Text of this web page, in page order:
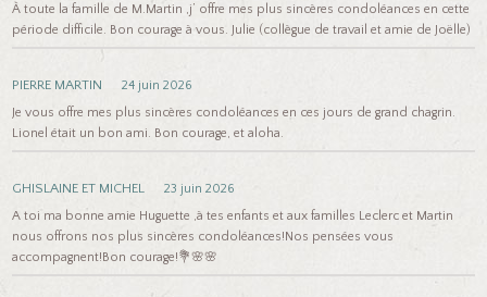
À toute la famille de M.Martin ,j’ offre mes plus sincères condoléances en cette
période difficile. Bon courage à vous. Julie (collègue de travail et amie de Joëlle)
PIERRE MARTIN
24 juin 2026
Je vous offre mes plus sincères condoléances en ces jours de grand chagrin.
Lionel était un bon ami. Bon courage, et aloha.
GHISLAINE ET MICHEL
23 juin 2026
A toi ma bonne amie Huguette ,à tes enfants et aux familles Leclerc et Martin
nous offrons nos plus sincères condoléances!Nos pensées vous
accompagnent!Bon courage!💐🌸🌸